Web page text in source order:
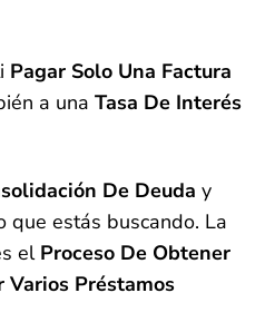
Pagar Solo Una Factura
a una Tasa De Interés
De Deuda y
que estás buscando. La
el Proceso De Obtener
Varios Préstamos